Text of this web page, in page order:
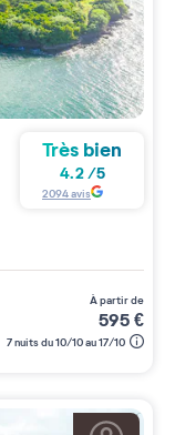
Très bien
4.2/5
2094avis
à partir de
595€
7 nuits du 10/10 au 17/10